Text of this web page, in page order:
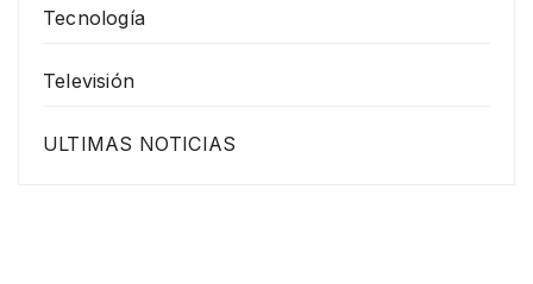
Tecnología
Televisión
ULTIMAS NOTICIAS